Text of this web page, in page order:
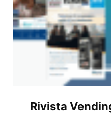
Rivista